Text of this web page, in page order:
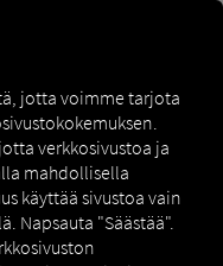
MAN
MAN
EfficientCruise
jotta voimme tarjota
verkkosivustoa ja
mahdollisella
käyttää sivustoa vain
Napsauta "Säästää".